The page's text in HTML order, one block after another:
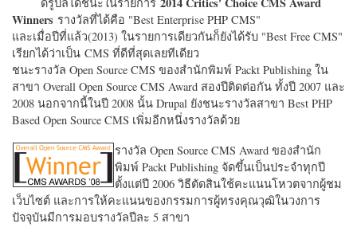
Winners รางวัลที่ได้คือ "Best Enterprise PHP CMS"
และเมื่อปีที่แล้ว(2013) ในรายการเดียวกันก็ยังได้รับ "Best Free CMS"
เรียกได้ว่าเป็น CMS ที่ดีที่สุดเลยทีเดียว
ชนะรางวัล Open Source CMS ของสำนักพิมพ์ Packt Publishing ใน
สาขา Overall Open Source CMS Award สองปีติดต่อกัน ทั้งปี 2007 และ
2008 นอกจากนี้ในปี 2008 นั้น Drupal ยังชนะรางวัลสาขา Best PHP
Based Open Source CMS เพิ่มอีกหนึ่งรางวัลด้วย
รางวัล Open Source CMS Award ของสำนัก
พิมพ์ Packt Publishing จัดขึ้นเป็นประจำทุกปี
ตั้งแต่ปี 2006 วิธีตัดสินใช้คะแนนโหวตจากผู้ชม
เว็บไซต์ และการให้คะแนนของกรรมการผู้ทรงคุณวุฒิในวงการ
ปัจจุบันมีการมอบรางวัลปีละ 5 สาขา